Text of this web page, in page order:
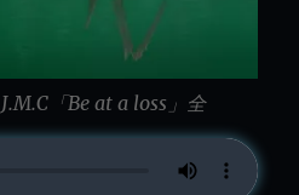
「Be at a loss」全